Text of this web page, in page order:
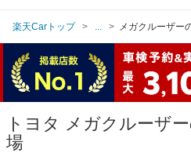
楽天Carトップ メガクルーザー
トヨタ メガクルーザ
場